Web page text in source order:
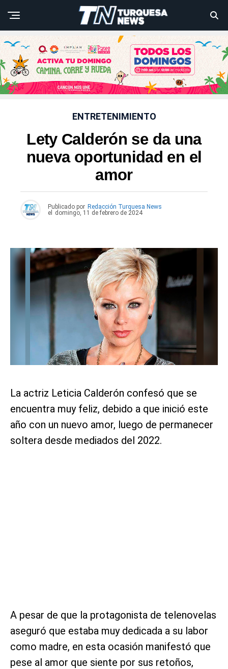
ENTRETENIMIENTO
Lety Calderón se da una
nueva oportunidad en el
amor
Publicado por Redacción Turquesa News
el
domingo, 11 de febrero de 2024
La actriz Leticia Calderón confesó que se
encuentra muy feliz, debido a que inició este
año con un nuevo amor, luego de permanecer
soltera desde mediados del 2022.
A pesar de que la protagonista de telenovelas
aseguró que estaba muy dedicada a su labor
como madre, en esta ocasión manifestó que
pese al amor que siente por sus retoños,